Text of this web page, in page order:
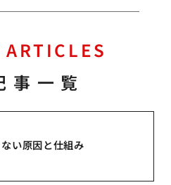
事一覧
い原因と仕組み